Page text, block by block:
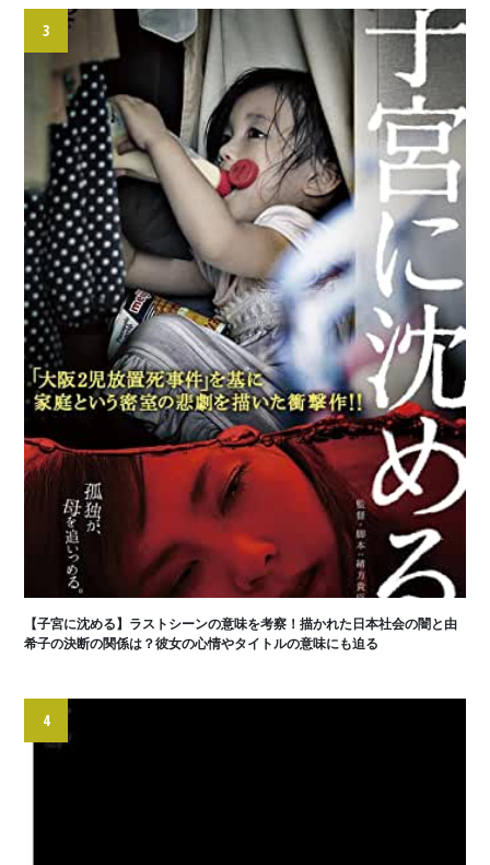
3
【子宮に沈める】ラストシーンの意味を考察！描かれた日本社会の闇と由
希子の決断の関係は？彼女の心情やタイトルの意味にも迫る
4